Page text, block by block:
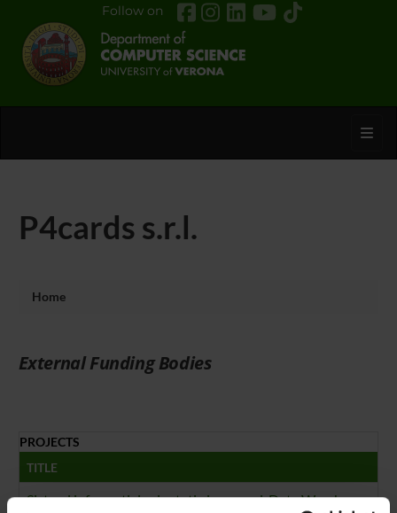
Follow on
P4cards s.r.l.
Home
External Funding Bodies
PROJECTS
TITLE
Sistemi informativi orientati ai processi, Data Warehouse,